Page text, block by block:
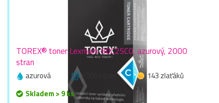
TOREX® toner Lexmark 80C2SC0, azurový, 2000
stran
azurová 2000 stran
143 zlaťáků
Skladem > 9 ks